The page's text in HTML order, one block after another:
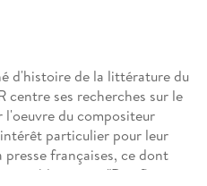
d'histoire de la littérature du
centre ses recherches sur le
l'oeuvre du compositeur
particulier pour leur
françaises, ce dont
publications. "Des fleurs